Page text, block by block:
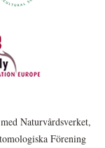
Naturvårdsverket,
Förening